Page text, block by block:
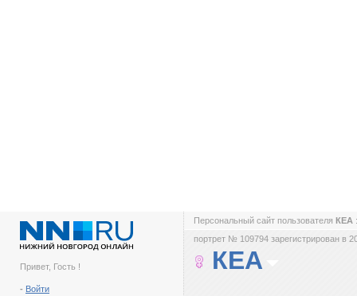
Привет, Гость !
- Войти
Персональный сайт пользователя КЕА
портрет № 109794 зарегистрирован в
КЕА